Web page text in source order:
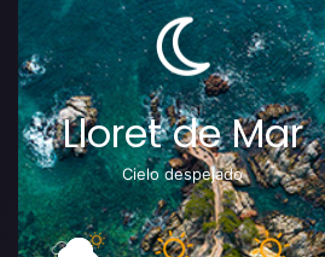
Lloret de Mar
Cielo despejado